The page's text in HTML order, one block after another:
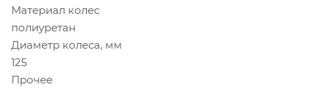
Материал колес
полиуретан
Диаметр колеса, мм
125
Прочее